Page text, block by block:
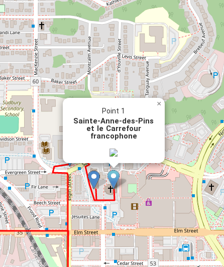
Point 1
Sainte-Anne-des-Pins
et le Carrefour
francophone
×